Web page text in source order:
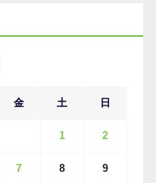
金 土 日
1 2
7 8 9